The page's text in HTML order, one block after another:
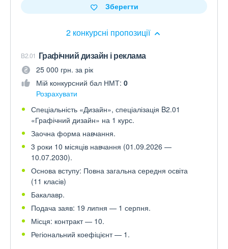
2 конкурсні пропозиції
Зберегти
B2.01 Графічний дизайн і реклама
25 000 грн. за рік
Мій конкурсний бал НМТ: 0
Розрахувати
Спеціальність «Дизайн», спеціалізація B2.01
«Графічний дизайн» на 1 курс.
Заочна форма навчання.
3 роки 10 місяців навчання (01.09.2026 —
10.07.2030).
Основа вступу: Повна загальна середня освіта
(11 класів)
Бакалавр.
Подача заяв: 19 липня — 1 серпня.
Місця: контракт — 10.
Регіональний коефіцієнт — 1.